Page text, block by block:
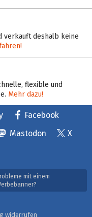
verkauft deshalb keine
flexible und
Mehr dazu!
Facebook
Mastodon
X
mit einem
widerrufen